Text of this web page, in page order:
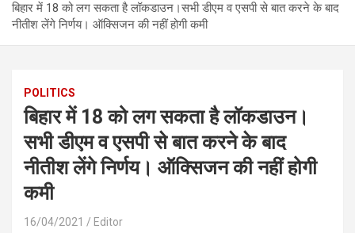
बिहार में 18 को लग सकता है लॉकडाउन।सभी डीएम व एसपी से बात करने के बाद
नीतीश लेंगे निर्णय। ऑक्सिजन की नहीं होगी कमी
POLITICS
बिहार में 18 को लग सकता है लॉकडाउन।
सभी डीएम व एसपी से बात करने के बाद
नीतीश लेंगे निर्णय। ऑक्सिजन की नहीं होगी
कमी
16/04/2021 Editor